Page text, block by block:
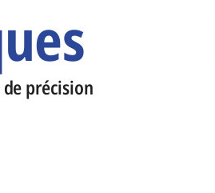
précision